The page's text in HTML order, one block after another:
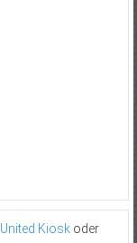
United Kioskoder